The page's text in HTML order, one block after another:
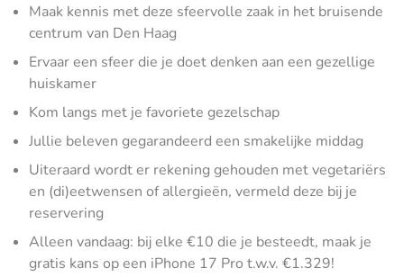
Maak kennis met deze sfeervolle zaak in het bruisende
centrum van Den Haag
Ervaar een sfeer die je doet denken aan een gezellige
huiskamer
Kom langs met je favoriete gezelschap
Jullie beleven gegarandeerd een smakelijke middag
Uiteraard wordt er rekening gehouden met vegetariërs
en (di)eetwensen of allergieën, vermeld deze bij je
reservering
Alleen vandaag: bij elke €10 die je besteedt, maak je
gratis kans op een iPhone 17 Pro t.w.v. €1.329!